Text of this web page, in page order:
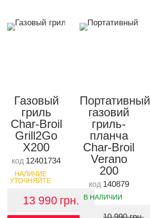
Газовый
гриль
Char-Broil
Grill2Go
X200
код 12401734
НАЛИЧИЕ
УТОЧНЯЙТЕ
13 990 грн.
Портативный
газовий
гриль-
планча
Char-Broil
Verano
200
код 140879
В НАЛИЧИИ